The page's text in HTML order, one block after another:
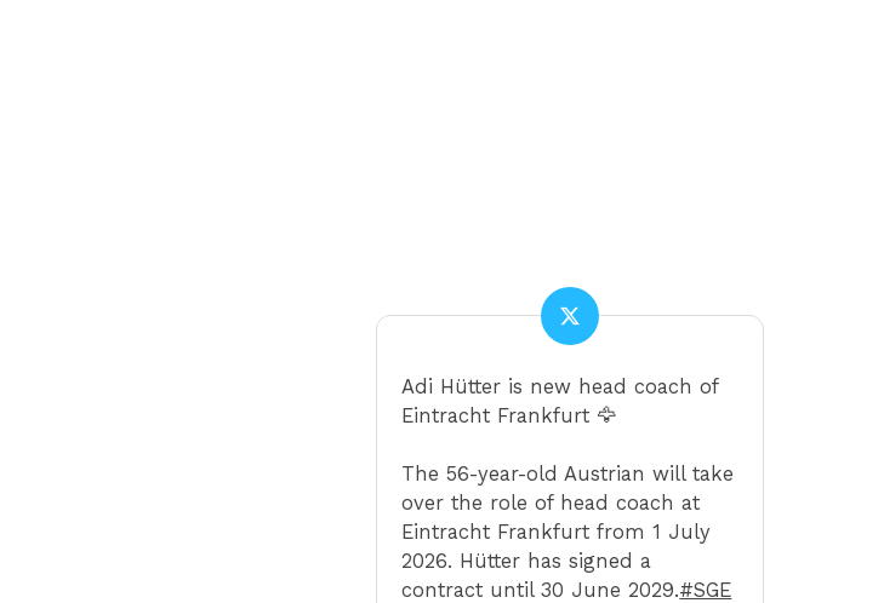
Adi Hütter is new head coach of
Eintracht Frankfurt 🦅
The 56-year-old Austrian will take
over the role of head coach at
Eintracht Frankfurt from 1 July
2026. Hütter has signed a
contract until 30 June 2029.#SGE